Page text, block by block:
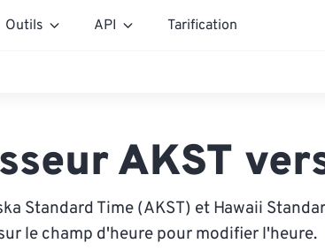
Outils API Tarification
AKST
Standard Time (AKST) et Hawaii
le champ d'heure pour modifier l'heure.